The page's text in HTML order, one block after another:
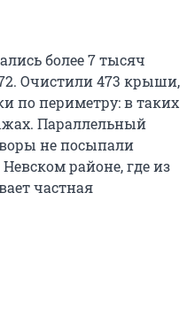
более 7 тысяч
Очистили 473 крыши,
по периметру: в таких
Параллельный
не посыпали
районе, где из
частная